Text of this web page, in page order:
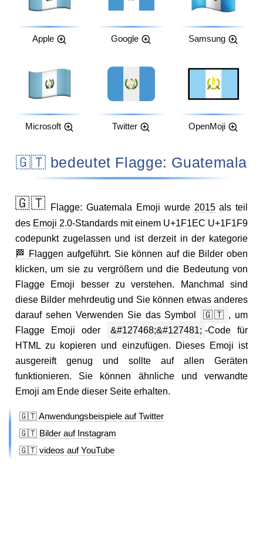
Apple Google Samsung
Microsoft Twitter OpenMoji
🇬🇹 bedeutet Flagge: Guatemala
🇬🇹 Flagge: Guatemala Emoji wurde 2015als teil
des Emoji 2.0-Standards mit einem U+1F1EC U+1F1F9
codepunkt zugelassen und ist derzeit in der kategorie
🏁 Flaggen aufgeführt. Sie können auf die Bilder oben
klicken, um sie zu vergrößern und die Bedeutung von
Flagge Emoji besser zu verstehen. Manchmal sind
diese Bilder mehrdeutig und Sie können etwas anderes
darauf sehen Verwenden Sie das Symbol
🇬🇹 , um
Flagge Emoji oder
&#127468;&#127481; -Code für
HTML zu kopieren und einzufügen. Dieses Emoji ist
ausgereift genug und sollte auf allen Geräten
funktionieren. Sie können ähnliche und verwandte
Emoji am Ende dieser Seite erhalten.
🇬🇹 Anwendungsbeispiele auf Twitter
🇬🇹 Bilder auf Instagram
🇬🇹 videos auf YouTube